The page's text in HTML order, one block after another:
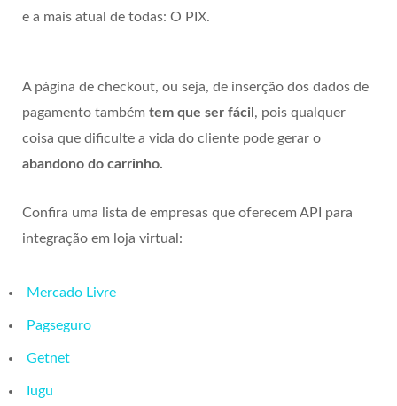
e a mais atual de todas: O PIX.
A página de checkout, ou seja, de inserção dos dados de
pagamento também tem que ser fácil , pois qualquer
coisa que dificulte a vida do cliente pode gerar o
abandono do carrinho.
Confira uma lista de empresas que oferecem API para
integração em loja virtual:
Mercado Livre
Pagseguro
Getnet
Iugu